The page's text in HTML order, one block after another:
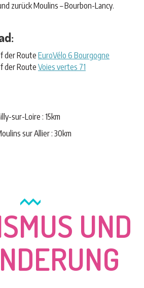
zurück Moulins – Bourbon-Lancy.
der Route EuroVélo 6 Bourgogne
der Route Voies vertes 71
sur-Loire : 15km
sur Allier : 30km
UND